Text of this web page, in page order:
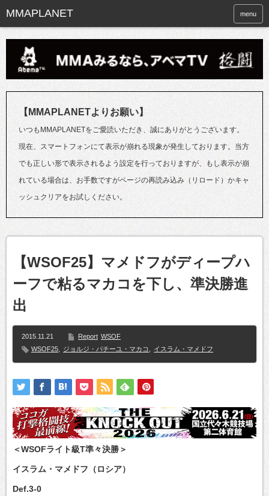
menu
【MMAPLANETよりお願い】
いつもMMAPLANETをご愛読いただき、誠にありがとうございます。
現在、スマートフォンにて表示が崩れる現象が発生しております。当方
でも正しい形で表示されるよう設定を行っておりますが、もし表示が崩
れている場合は、お手数ですがページの再読み込み（リロード）かキャ
ッシュクリアをお試しください。
【WSOF25】マメドフがディープハ
ーフで粘るマカコを下し、準決勝進
出
2015.11.21 Report WSOF
WSOF25
ジョルジ・パチーユ・マカコ イスラム・マメドフ
＜WSOFライト級T準々決勝＞
イスラム・マメドフ（ロシア）
Def.3-0